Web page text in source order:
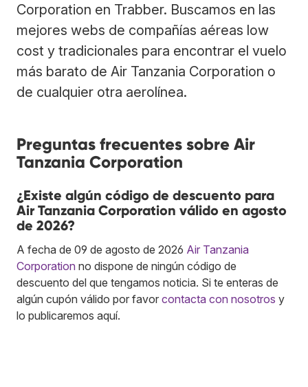
Corporation en Trabber. Buscamos en las
mejores webs de compañías aéreas low
cost y tradicionales para encontrar el vuelo
más barato de Air Tanzania Corporation o
de cualquier otra aerolínea.
Preguntas frecuentes sobre Air
Tanzania Corporation
¿Existe algún código de descuento para
Air Tanzania Corporation válido en agosto
de 2026?
A fecha de 09 de agosto de 2026 Air Tanzania
Corporation no dispone de ningún código de
descuento del que tengamos noticia. Si te enteras de
algún cupón válido por favor contacta con nosotros y
lo publicaremos aquí.